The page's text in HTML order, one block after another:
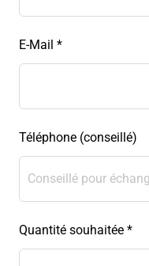
E-Mail *
Téléphone (conseillé)
Quantité souhaitée *